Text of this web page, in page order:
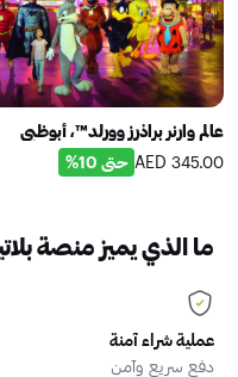
عالم وارنر براذرز وورلد™، أبوظبي
345.00 AED
حتى 10%
ما الذي يميز منصة
عملية شراء آمنة
دفع سريع وآمن